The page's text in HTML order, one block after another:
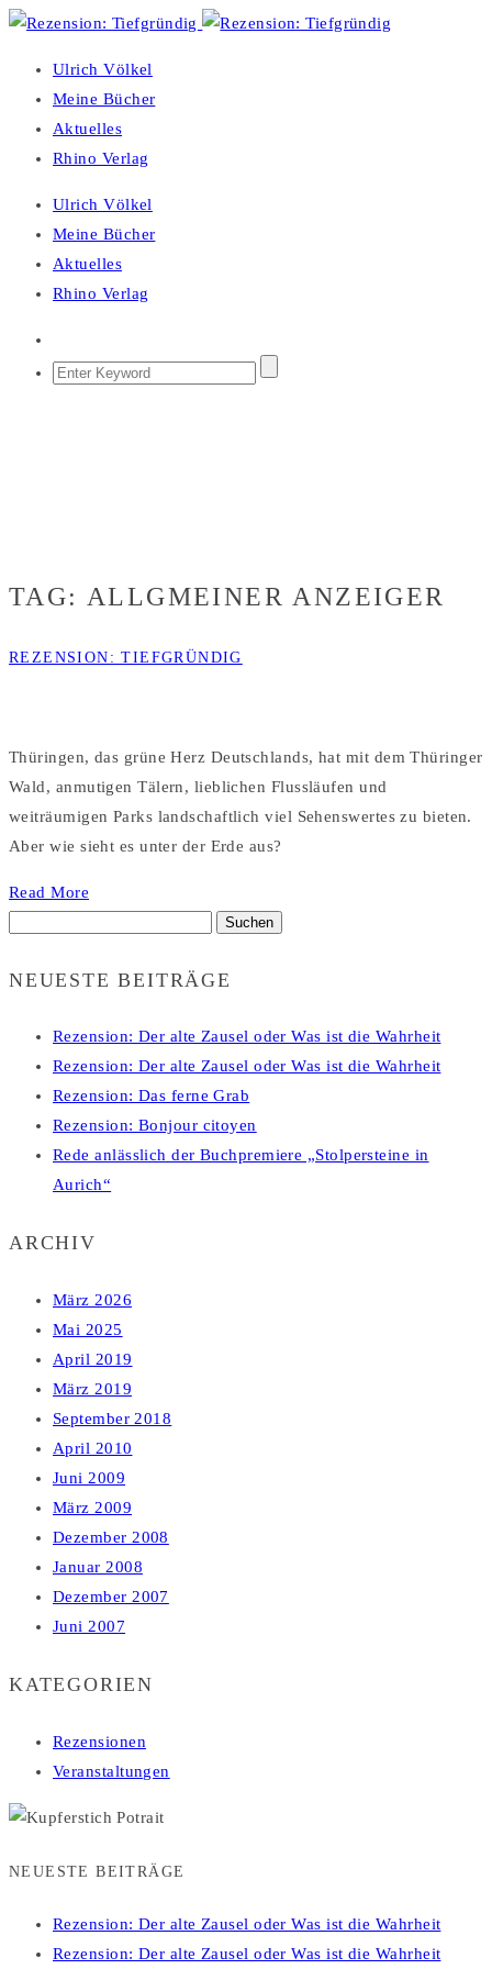
Ulrich Völkel
Meine Bücher
Aktuelles
Rhino Verlag
Ulrich Völkel
Meine Bücher
Aktuelles
Rhino Verlag
TAG: ALLGMEINER ANZEIGER
REZENSION: TIEFGRÜNDIG
Thüringen, das grüne Herz Deutschlands, hat mit dem Thüringer
Wald, anmutigen Tälern, lieblichen Flussläufen und
weiträumigen Parks landschaftlich viel Sehenswertes zu bieten.
Aber wie sieht es unter der Erde aus?
Read More
NEUESTE BEITRÄGE
Rezension: Der alte Zausel oder Was ist die Wahrheit
Rezension: Der alte Zausel oder Was ist die Wahrheit
Rezension: Das ferne Grab
Rezension: Bonjour citoyen
Rede anlässlich der Buchpremiere „Stolpersteine in
Aurich“
ARCHIV
März 2026
Mai 2025
April 2019
März 2019
September 2018
April 2010
Juni 2009
März 2009
Dezember 2008
Januar 2008
Dezember 2007
Juni 2007
KATEGORIEN
Rezensionen
Veranstaltungen
NEUESTE BEITRÄGE
Rezension: Der alte Zausel oder Was ist die Wahrheit
Rezension: Der alte Zausel oder Was ist die Wahrheit